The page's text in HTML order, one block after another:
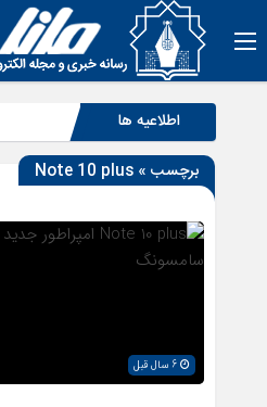
اطلاعیه ها
برچسب » Note 10 plus